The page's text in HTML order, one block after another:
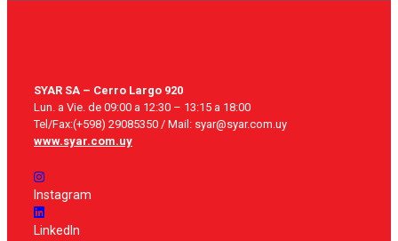
SYAR SA – Cerro Largo 920
Lun. a Vie. de 09:00 a 12:30 – 13:15 a 18:00
Tel/Fax:(+598) 29085350 / Mail: syar@syar.com.uy
www.syar.com.uy
Instagram
LinkedIn